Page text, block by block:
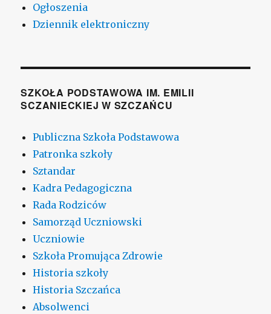
Ogłoszenia
Dziennik elektroniczny
SZKOŁA PODSTAWOWA IM. EMILII
SCZANIECKIEJ W SZCZAŃCU
Publiczna Szkoła Podstawowa
Patronka szkoły
Sztandar
Kadra Pedagogiczna
Rada Rodziców
Samorząd Uczniowski
Uczniowie
Szkoła Promująca Zdrowie
Historia szkoły
Historia Szczańca
Absolwenci